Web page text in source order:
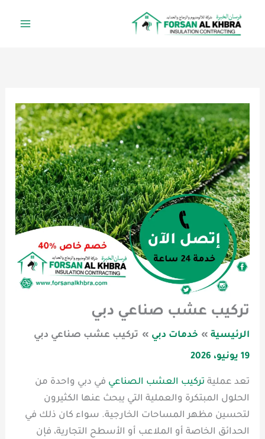
تركيب عشب صناعي دبي
الرئيسية خدمات دبي تركيب عشب صناعي دبي
19 يونيو، 2026
تعد عملية تركيب العشب الصناعي في دبي واحدة من
الحلول المبتكرة والعملية التي يبحث عنها الكثيرون
لتحسين مظهر المساحات الخارجية. سواء كان ذلك في
الحدائق الخاصة أو الملاعب أو الأسطح التجارية، فإن